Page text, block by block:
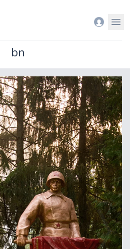
Вход
bn